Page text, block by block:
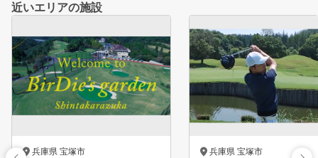
近いエリアの施設
兵庫県 宝塚市 兵庫県 宝塚市